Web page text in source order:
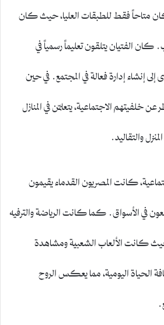
متاحاً فقط للطبقات العليا، حيث كان
كان الفتيان يتلقون تعليماً رسمياً في
إنشاء إدارة فعالة في المجتمع. في حين
الاجتماعية، يتعلمّن في المنازل
والتقاليد.
كانت المصريون القدماء يقيمون
في الأسواق. كما كانت الرياضة والترفيه
كانت الألعاب الشعبية ومشاهدة
الحياة اليومية، مما يعكس الروح